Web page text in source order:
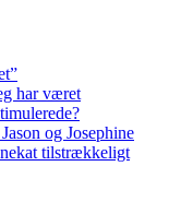
har været
og Josephine
tilstrækkeligt